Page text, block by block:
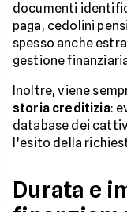
documenti
paga, cedolini
spesso anche
gestione
Inoltre, viene
storia creditizia:
database dei
l’esito della
Durata e